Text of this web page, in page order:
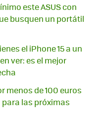
este ASUS con
busquen un portátil
el iPhone 15 a un
ver: es el mejor
menos de 100 euros
las próximas